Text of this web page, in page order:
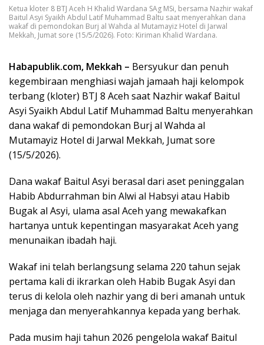
Ketua kloter 8 BTJ Aceh H Khalid Wardana SAg MSi, bersama Nazhir wakaf
Baitul Asyi Syaikh Abdul Latif Muhammad Baltu saat menyerahkan dana
wakaf di pemondokan Burj al Wahda al Mutamayiz Hotel di Jarwal
Mekkah, Jumat sore (15/5/2026). Foto: Kiriman Khalid Wardana.
Habapublik.com, Mekkah – Bersyukur dan penuh
kegembiraan menghiasi wajah jamaah haji kelompok
terbang (kloter) BTJ 8 Aceh saat Nazhir wakaf Baitul
Asyi Syaikh Abdul Latif Muhammad Baltu menyerahkan
dana wakaf di pemondokan Burj al Wahda al
Mutamayiz Hotel di Jarwal Mekkah, Jumat sore
(15/5/2026).
Dana wakaf Baitul Asyi berasal dari aset peninggalan
Habib Abdurrahman bin Alwi al Habsyi atau Habib
Bugak al Asyi, ulama asal Aceh yang mewakafkan
hartanya untuk kepentingan masyarakat Aceh yang
menunaikan ibadah haji.
Wakaf ini telah berlangsung selama 220 tahun sejak
pertama kali di ikrarkan oleh Habib Bugak Asyi dan
terus di kelola oleh nazhir yang di beri amanah untuk
menjaga dan menyerahkannya kepada yang berhak.
Pada musim haji tahun 2026 pengelola wakaf Baitul